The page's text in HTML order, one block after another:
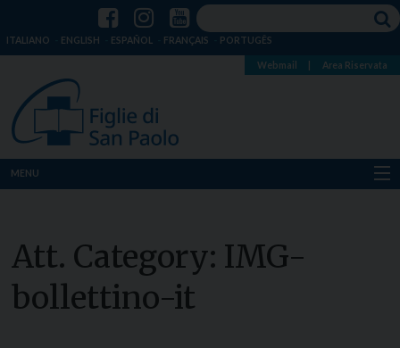
ITALIANO ENGLISH ESPAÑOL FRANÇAIS PORTUGÊS
Webmail Area Riservata
MENU
Dove siamo
Notizie
Att. Category: IMG-
bollettino-it